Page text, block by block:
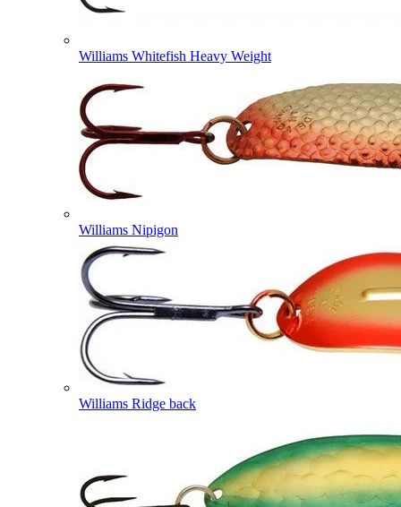
Williams Whitefish Heavy Weight
Williams Nipigon
Williams Ridge back